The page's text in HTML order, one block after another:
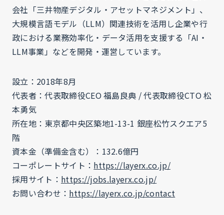
会社「三井物産デジタル・アセットマネジメント」、
大規模言語モデル（LLM）関連技術を活用し企業や行
政における業務効率化・データ活用を支援する「AI・
LLM事業」などを開発・運営しています。
設立：2018年8月
代表者：代表取締役CEO 福島良典 / 代表取締役CTO 松
本勇気
所在地：東京都中央区築地1-13-1 銀座松竹スクエア5
階
資本金（準備金含む）：132.6億円
コーポレートサイト： https://layerx.co.jp/
採用サイト： https://jobs.layerx.co.jp/
お問い合わせ： https://layerx.co.jp/contact